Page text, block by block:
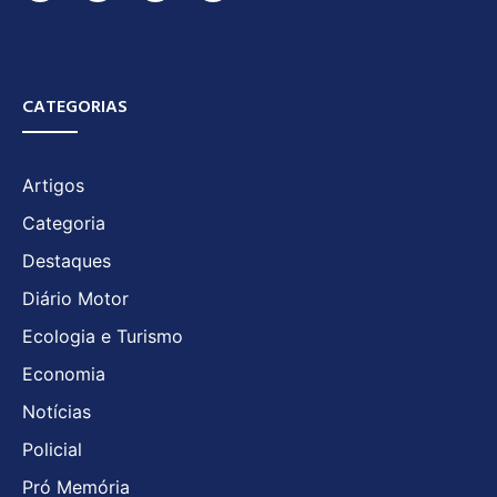
CATEGORIAS
Artigos
Categoria
Destaques
Diário Motor
Ecologia e Turismo
Economia
Notícias
Policial
Pró Memória